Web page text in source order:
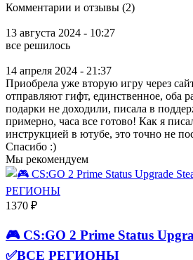
Комментарии и отзывы (2)
13 августа 2024 - 10:27
все решилось
14 апреля 2024 - 21:37
Приобрела уже вторую игру через
отправляют гифт, единственное, оба
подарки не доходили, писала в
примерно, часа все готово! Как я
инструкцией в ютубе, это точно не
Спасибо :)
Мы рекомендуем
1370 ₽
🎮 CS:GO 2 Prime Status
✅ВСЕ РЕГИОНЫ